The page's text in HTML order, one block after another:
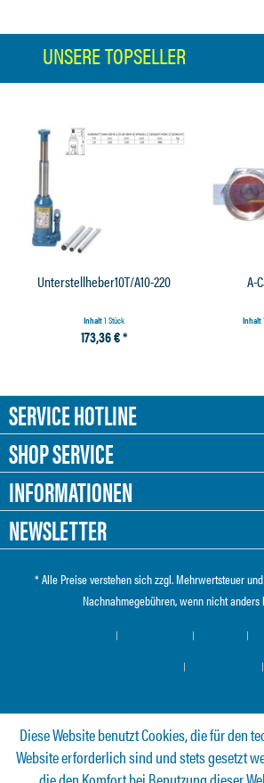
UNSERE TOPSELLER
Unterstellheber10T/A10-220
Inhalt1 Stück
173,36 € *
A-
Inhalt
SERVICE HOTLINE
SHOP SERVICE
INFORMATIONEN
NEWSLETTER
* Alle Preise verstehen sich zzgl. Mehrwertsteuer und
Nachnahmegebühren, wenn nicht
Diese Website benutzt Cookies, die für den
Website erforderlich sind und stets gesetzt